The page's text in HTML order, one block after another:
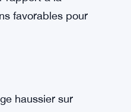
un potentiel